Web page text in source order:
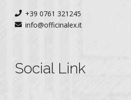
+39 0761 321245
info@officinalex.it
Social Link